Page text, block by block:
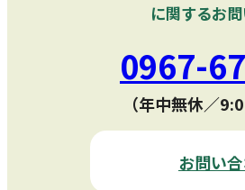
に関するお
0967-
（年中無休／
お問い